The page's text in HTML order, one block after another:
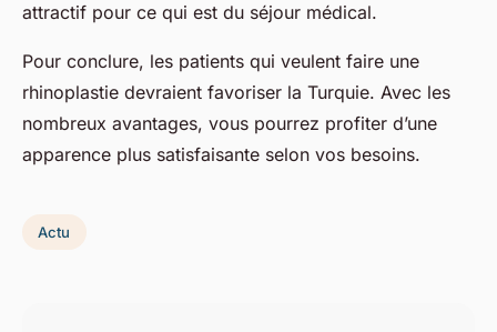
attractif pour ce qui est du séjour médical.
Pour conclure, les patients qui veulent faire une
rhinoplastie devraient favoriser la Turquie. Avec les
nombreux avantages, vous pourrez profiter d’une
apparence plus satisfaisante selon vos besoins.
Actu